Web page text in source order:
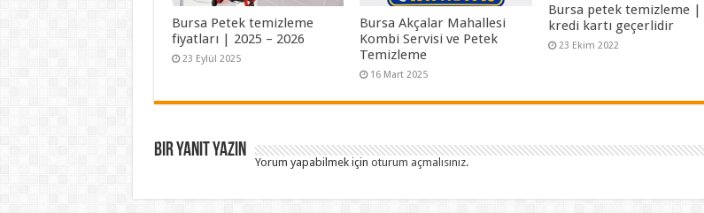
Bursa Petek temizleme
fiyatları | 2025 – 2026
23 Eylül 2025
Bursa Akçalar Mahallesi
Kombi Servisi ve Petek
Temizleme
16 Mart 2025
Bursa petek temizleme |
kredi kartı geçerlidir
23 Ekim 2022
Bir yanıt yazın
Yorum yapabilmek için oturum açmalısınız.